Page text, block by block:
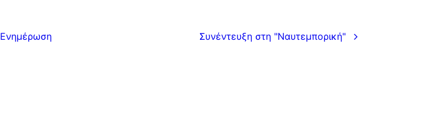
Ενημέρωση Συνέντευξη στη "Ναυτεμπορική"